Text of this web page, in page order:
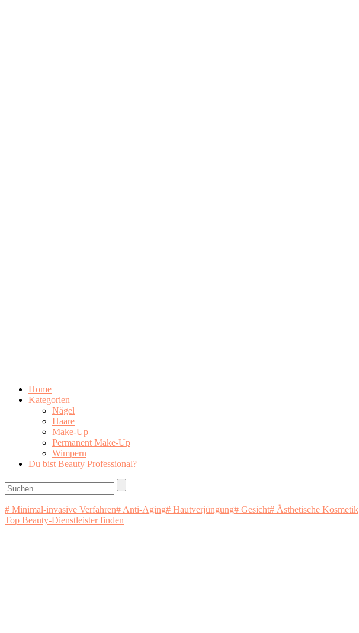
Home
Kategorien
Nägel
Haare
Make-Up
Permanent Make-Up
Wimpern
Du bist Beauty Professional?
# Minimal-invasive Verfahren# Anti-Aging# Hautverjüngung# Gesicht# Ästhetische Kosmetik
Top Beauty-Dienstleister finden